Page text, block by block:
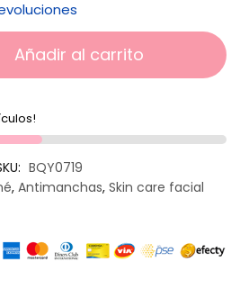
Añadir al carrito
BQY0719
, Antimanchas, Skin care facial